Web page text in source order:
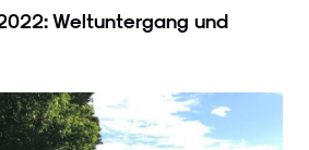
Weltuntergang und